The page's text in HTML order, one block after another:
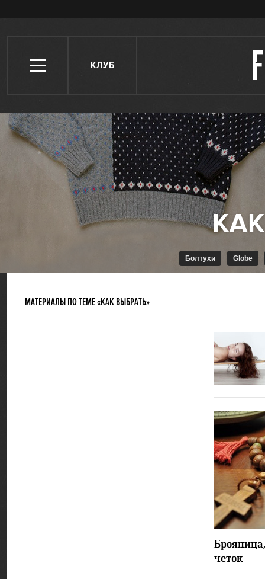
КЛУБ
Болтухи Globe
МАТЕРИАЛЫ ПО ТЕМЕ «КАК ВЫБРАТЬ»
четок